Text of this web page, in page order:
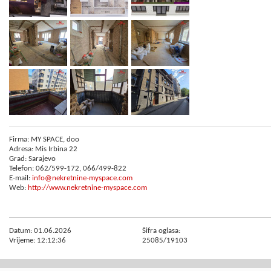
Firma: MY SPACE, doo
Adresa: Mis Irbina 22
Grad: Sarajevo
Telefon: 062/599-172, 066/499-822
E-mail: info@nekretnine-myspace.com
Web: http://www.nekretnine-myspace.com
Datum: 01.06.2026
Vrijeme: 12:12:36
Šifra oglasa:
25085/19103